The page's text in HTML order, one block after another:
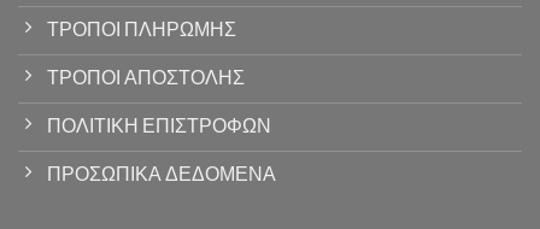
ΤΡΟΠΟΙ ΠΛΗΡΩΜΗΣ
ΤΡΟΠΟΙ ΑΠΟΣΤΟΛΗΣ
ΠΟΛΙΤΙΚΗ ΕΠΙΣΤΡΟΦΩΝ
ΠΡΟΣΩΠΙΚΑ ΔΕΔΟΜΕΝΑ